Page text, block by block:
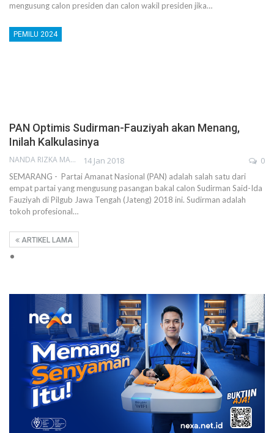
mengusung calon presiden dan calon wakil presiden jika…
PEMILU 2024
PAN Optimis Sudirman-Fauziyah akan Menang,
Inilah Kalkulasinya
NANDA RIZKA MAHENDRA 14 Jan 2018 0
SEMARANG - Partai Amanat Nasional (PAN) adalah salah satu dari
empat partai yang mengusung pasangan bakal calon Sudirman Said-Ida
Fauziyah di Pilgub Jawa Tengah (Jateng) 2018 ini. Sudirman adalah
tokoh profesional…
ARTIKEL LAMA